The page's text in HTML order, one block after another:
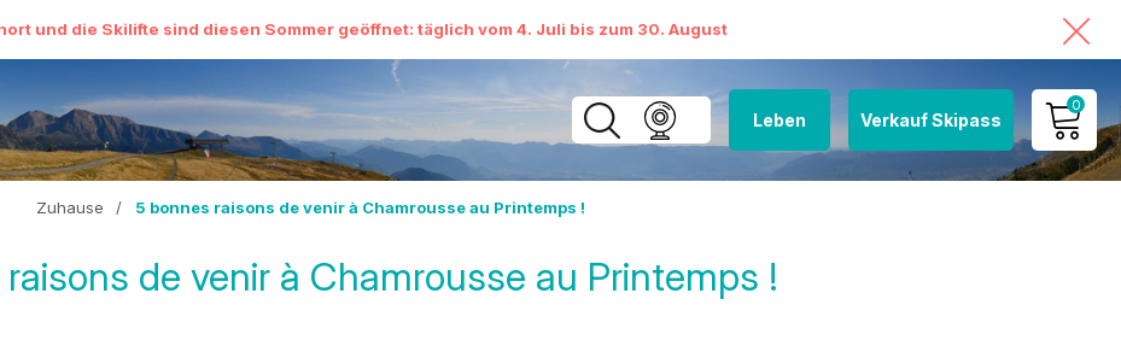
und die Skilifte sind diesen Sommer geöffnet: täglich vom 4. Juli bis zum 30. August
Leben Verkauf Skipass
0
MEIN KONTO
Zuhause / 5 bonnes raisons de venir à Chamrousse au Printemps !
de venir à Chamrousse au Printemps !